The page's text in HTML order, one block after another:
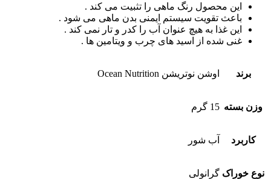
این محصول رنگ ماهی را تثبیت می کند .
باعث تقویت سیستم ایمنی بدن ماهی می شود .
این غذا به هیچ عنوان آب را کدر و تار نمی کند .
غنی شده از اسید های چرب و ویتامین ها .
برند اوشن نوتریشن Ocean Nutrition
وزن بسته 15 گرم
کاربرد آب شور
نوع خوراک گرانولی